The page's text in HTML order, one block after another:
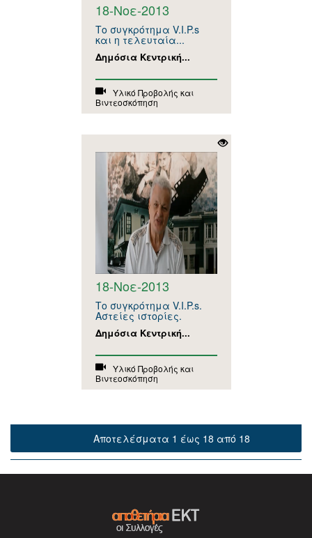
18-Νοε-2013
Το συγκρότημα V.I.P.s
και η τελευταία...
Δημόσια Κεντρική...
Υλικό Προβολής και
Βιντεοσκόπηση
18-Νοε-2013
Το συγκρότημα V.I.P.s.
Αστείες ιστορίες.
Δημόσια Κεντρική...
Υλικό Προβολής και
Βιντεοσκόπηση
Αποτελέσματα 1 έως 18 από 18